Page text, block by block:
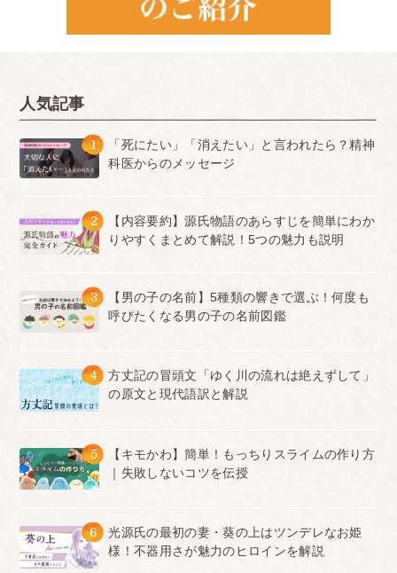
人気記事
1
「死にたい」「消えたい」と言われたら？精神
科医からのメッセージ
2
【内容要約】源氏物語のあらすじを簡単にわか
りやすくまとめて解説！5つの魅力も説明
3
【男の子の名前】5種類の響きで選ぶ！何度も
呼びたくなる男の子の名前図鑑
4
方丈記の冒頭文「ゆく川の流れは絶えずして」
の原文と現代語訳と解説
5
【キモかわ】簡単！もっちりスライムの作り方
｜失敗しないコツを伝授
6
光源氏の最初の妻・葵の上はツンデレなお姫
様！不器用さが魅力のヒロインを解説